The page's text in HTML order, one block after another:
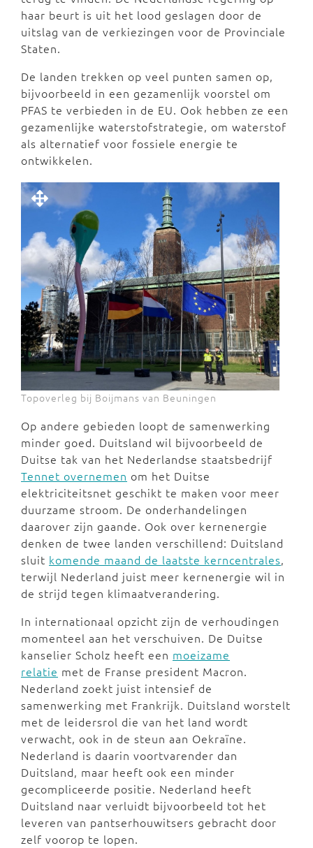
haar beurt is uit het lood geslagen door de
uitslag van de verkiezingen voor de Provinciale
Staten.
De landen trekken op veel punten samen op,
bijvoorbeeld in een gezamenlijk voorstel om
PFAS te verbieden in de EU. Ook hebben ze een
gezamenlijke waterstofstrategie, om waterstof
als alternatief voor fossiele energie te
ontwikkelen.
Topoverleg bij Boijmans van Beuningen
Op andere gebieden loopt de samenwerking
minder goed. Duitsland wil bijvoorbeeld de
Duitse tak van het Nederlandse staatsbedrijf
Tennet overnemen om het Duitse
elektriciteitsnet geschikt te maken voor meer
duurzame stroom. De onderhandelingen
daarover zijn gaande. Ook over kernenergie
denken de twee landen verschillend: Duitsland
sluit komende maand de laatste kerncentrales,
terwijl Nederland juist meer kernenergie wil in
de strijd tegen klimaatverandering.
In internationaal opzicht zijn de verhoudingen
momenteel aan het verschuiven. De Duitse
kanselier Scholz heeft een moeizame
relatie met de Franse president Macron.
Nederland zoekt juist intensief de
samenwerking met Frankrijk. Duitsland worstelt
met de leidersrol die van het land wordt
verwacht, ook in de steun aan Oekraïne.
Nederland is daarin voortvarender dan
Duitsland, maar heeft ook een minder
gecompliceerde positie. Nederland heeft
Duitsland naar verluidt bijvoorbeeld tot het
leveren van pantserhouwitsers gebracht door
zelf voorop te lopen.